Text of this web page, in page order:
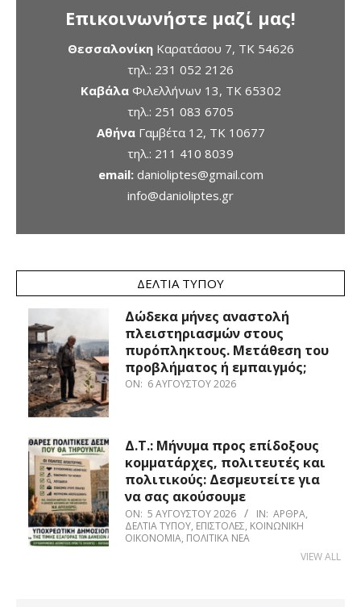
Επικοινωνήστε μαζί μας!
ΘεσσαλονίκηΚαρατάσου 7, TK 54626
τηλ.: 231 052 2126
ΚαβάλαΦιλελλήνων 13, ΤΚ 65302
τηλ.: 251 083 6705
ΑθήναΓαμβέτα 12, ΤΚ 10677
τηλ.: 211 410 8039
email: danioliptes@gmail.com
info@danioliptes.gr
ΔΕΛΤΊΑ ΤΎΠΟΥ
Δώδεκα μήνες αναστολή
πλειστηριασμών στους
πυρόπληκτους. Μετάθεση του
προβλήματος ή εμπαιγμός;
ON: 6 ΑΥΓΟΎΣΤΟΥ 2026
Δ.Τ.: Μήνυμα προς επίδοξους
κομματάρχες, πολιτευτές και
πολιτικούς: Δεσμευτείτε για
να σας ακούσουμε
ON: 5 ΑΥΓΟΎΣΤΟΥ 2026 IN: ΆΡΘΡΑ,
ΔΕΛΤΊΑ ΤΎΠΟΥ, ΕΠΙΣΤΟΛΈΣ, ΚΟΙΝΩΝΙΚΉ
ΟΙΚΟΝΟΜΊΑ, ΠΟΛΙΤΙΚΆ ΝΈΑ
VIEW ALL